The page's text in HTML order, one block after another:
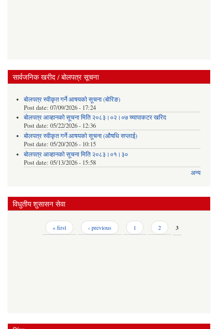
सार्वजनिक खरीद / बोलपत्र सूचना
बोलपत्र स्वीकृत गर्ने आषयको सूचना (बोरिङ)
Post date: 07/09/2026 - 17:24
बोलपत्र आव्हानको सूचना मिति २०८३।०२।०७ च्यापाकटर खरिद
Post date: 05/22/2026 - 12:36
बोलपत्र स्वीकृत गर्ने आषयको सूचना (औषधि सप्लाई)
Post date: 05/20/2026 - 10:15
बोलपत्र आव्हानको सूचना मिति २०८३।०१।३०
Post date: 05/13/2026 - 15:58
अन्य
विधुतीय शुसासन सेवा
« first ‹ previous 1 2 3